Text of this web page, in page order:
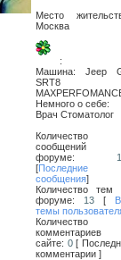
Место
Москва
:
Машина:Jeep
SRT8
Немного о себе:
Врач Стоматолог
Количество
сообщений
форуме:
[Последние
сообщения]
Количество тем
форуме: 13 [
темы
Количество
комментариев
сайте: 0[
комментарии ]